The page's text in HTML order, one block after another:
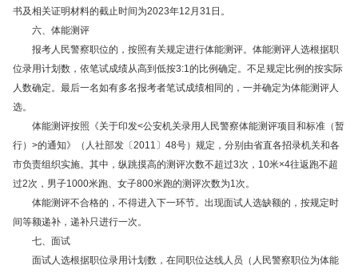
书及相关证明材料的截止时间为2023年12月31日。
六、体能测评
报考人民警察职位的，按照有关规定进行体能测评。体能测评人选根据职
位录用计划数，依笔试成绩从高到低按3:1的比例确定。不足规定比例的按实际
人数确定。最后一名如有多名报考者笔试成绩相同的，一并确定为体能测评人
选。
体能测评按照《关于印发<公安机关录用人民警察体能测评项目和标准（暂
行）>的通知》（人社部发〔2011〕48号）规定，分别由省直各招录机关和各
市负责组织实施。其中，纵跳摸高的测评次数不超过3次，10米×4往返跑不超
过2次，男子1000米跑、女子800米跑的测评次数为1次。
体能测评不合格的，不得进入下一环节。出现面试人选缺额的，按规定时
间等额递补，递补只进行一次。
七、面试
面试人选根据职位录用计划数，在同职位达线人员（人民警察职位为体能